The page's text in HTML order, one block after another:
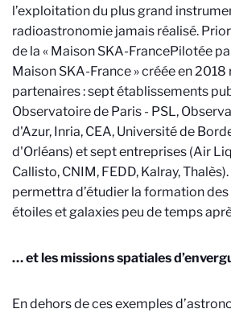
l’exploitation du plus grand
radioastronomie jamais réalisé.
de la « Maison SKA-FrancePilotée
Maison SKA-France » créée en
partenaires : sept établissements
Observatoire de Paris - PSL,
d'Azur, Inria, CEA, Université de
d'Orléans) et sept entreprises (Air
Callisto, CNIM, FEDD, Kalray, Thalès).
permettra d’étudier la formation
étoiles et galaxies peu de temps
… et les missions spatiales
En dehors de ces exemples